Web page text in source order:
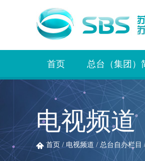
首页 总台（集团）
电视频道
首页 / 电视频道 / 总台自办栏目